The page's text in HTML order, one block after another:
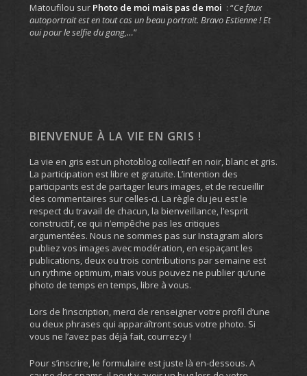
Matoufilou sur Photo de moi mais pas de moi : “Ce faux
autoportrait est en tout cas un beau portrait. Bravo Estienne ! Et
oui pour le selfie du gang,…”
BIENVENUE À LA VIE EN GRIS !
La vie en gris est un photoblog collectif en noir, blanc et gris.
La participation est libre et gratuite. L’intention des
participants est de partager leurs images, et de recueillir
des commentaires sur celles-ci. La règle du jeu est le
respect du travail de chacun, la bienveillance, l’esprit
constructif, ce qui n’empêche pas les critiques
argumentées. Nous ne sommes pas sur Instagram alors
publiez vos images avec modération, en espaçant les
publications, deux ou trois contributions par semaine est
un rythme optimum, mais vous pouvez ne publier qu’une
photo de temps en temps, libre à vous.
Lors de l’inscription, merci de renseigner votre profil d’une
ou deux phrases qui apparaîtront sous votre photo. Si
vous ne l’avez pas déjà fait, courrez-y !
Pour s’inscrire, le formulaire est juste là en-dessous. A